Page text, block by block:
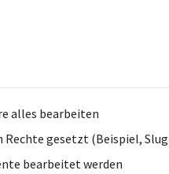
alles bearbeiten
Rechte gesetzt (Beispiel,
bearbeitet werden